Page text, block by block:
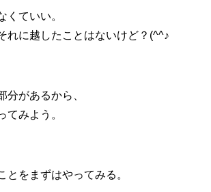
くていい。
れに越したことはないけど？(^^♪
分があるから、
てみよう。
とをまずはやってみる。